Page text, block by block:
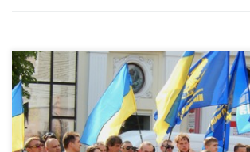
Всеукраїнська громадська організація «Ніхто
Чернівецькій області 8 травня на